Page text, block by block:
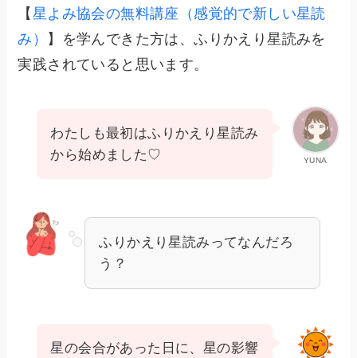
【 星よみ協会の無料講座（感覚的で新しい星読
み）
】を学んできた方は、ふりかえり星読みを
実践されていると思います。
YUNA
わたしも最初はふりかえり星読み
から始めました♡
ふりかえり星読みってなんだろ
う？
星の会合があった日に、星の影響